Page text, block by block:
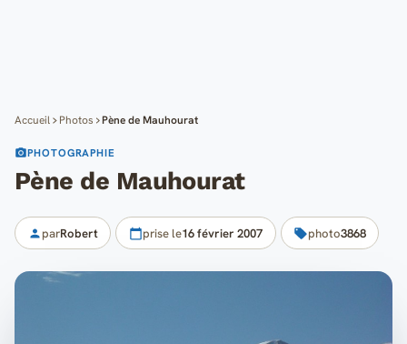
Accueil Photos Pène de Mauhourat
PHOTOGRAPHIE
Pène de Mauhourat
parRobert prise le16 février 2007 photo3868